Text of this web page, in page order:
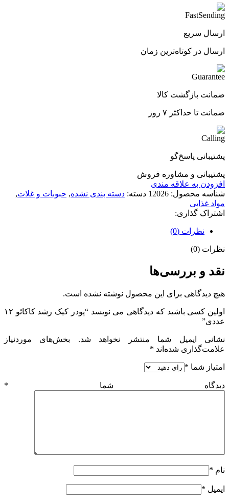
ارسال سریع
ارسال در کوتاه‌ترین زمان
ضمانت بازگشت کالا
ضمانت تا حداکثر ۷ روز
پشتیبانی پاسخ‌گو
پشتیبانی و مشاوره فروش
افزودن به علاقه مندی
شناسه محصول: 12026 دسته: دسته بندی نشده, حبوبات و غلات,
مواد غذایی
اشتراک گذاری:
نظرات (0)
نظرات (0)
نقد و بررسی‌ها
هیچ دیدگاهی برای این محصول نوشته نشده است.
اولین کسی باشید که دیدگاهی می نویسد “پودر کیک رشد کاکائو ۱۲
عددی”
نشانی ایمیل شما منتشر نخواهد شد.
بخش‌های موردنیاز
علامت‌گذاری شده‌اند *
امتیاز شما *
دیدگاه شما *
نام *
ایمیل *